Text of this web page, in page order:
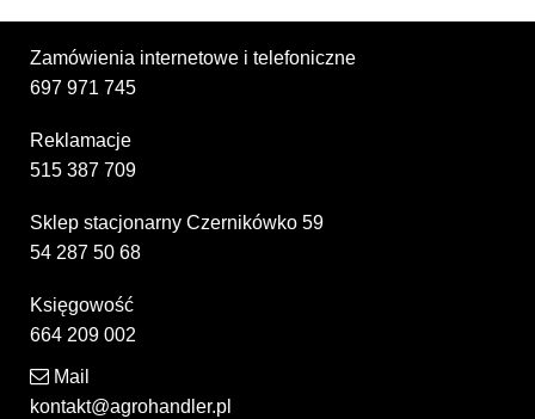
Zamówienia internetowe i telefoniczne
697 971 745
Reklamacje
515 387 709
Sklep stacjonarny Czernikówko 59
54 287 50 68
Księgowość
664 209 002
Mail
kontakt@agrohandler.pl